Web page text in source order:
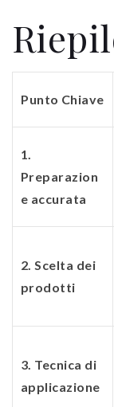
Punto Chiave
1.
Preparazion
e accurata
2. Scelta dei
prodotti
3. Tecnica di
applicazione